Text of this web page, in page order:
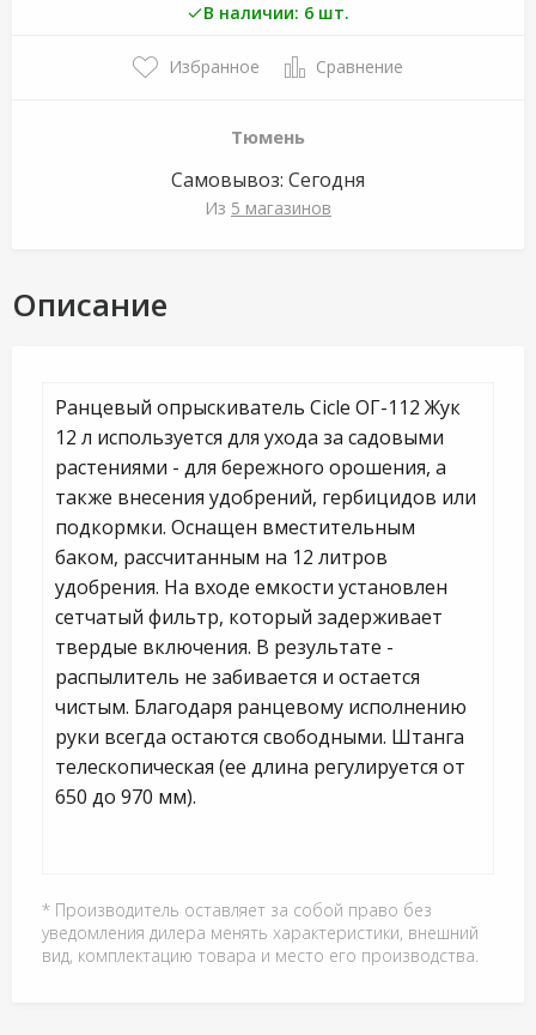
В наличии: 6 шт.
Избранное Сравнение
Тюмень
Самовывоз: Сегодня
Из 5 магазинов
Описание
Ранцевый опрыскиватель Cicle ОГ-112 Жук
12 л используется для ухода за садовыми
растениями - для бережного орошения, а
также внесения удобрений, гербицидов или
подкормки. Оснащен вместительным
баком, рассчитанным на 12 литров
удобрения. На входе емкости установлен
сетчатый фильтр, который задерживает
твердые включения. В результате -
распылитель не забивается и остается
чистым. Благодаря ранцевому исполнению
руки всегда остаются свободными. Штанга
телескопическая (ее длина регулируется от
650 до 970 мм).
* Производитель оставляет за собой право без
уведомления дилера менять характеристики, внешний
вид, комплектацию товара и место его производства.